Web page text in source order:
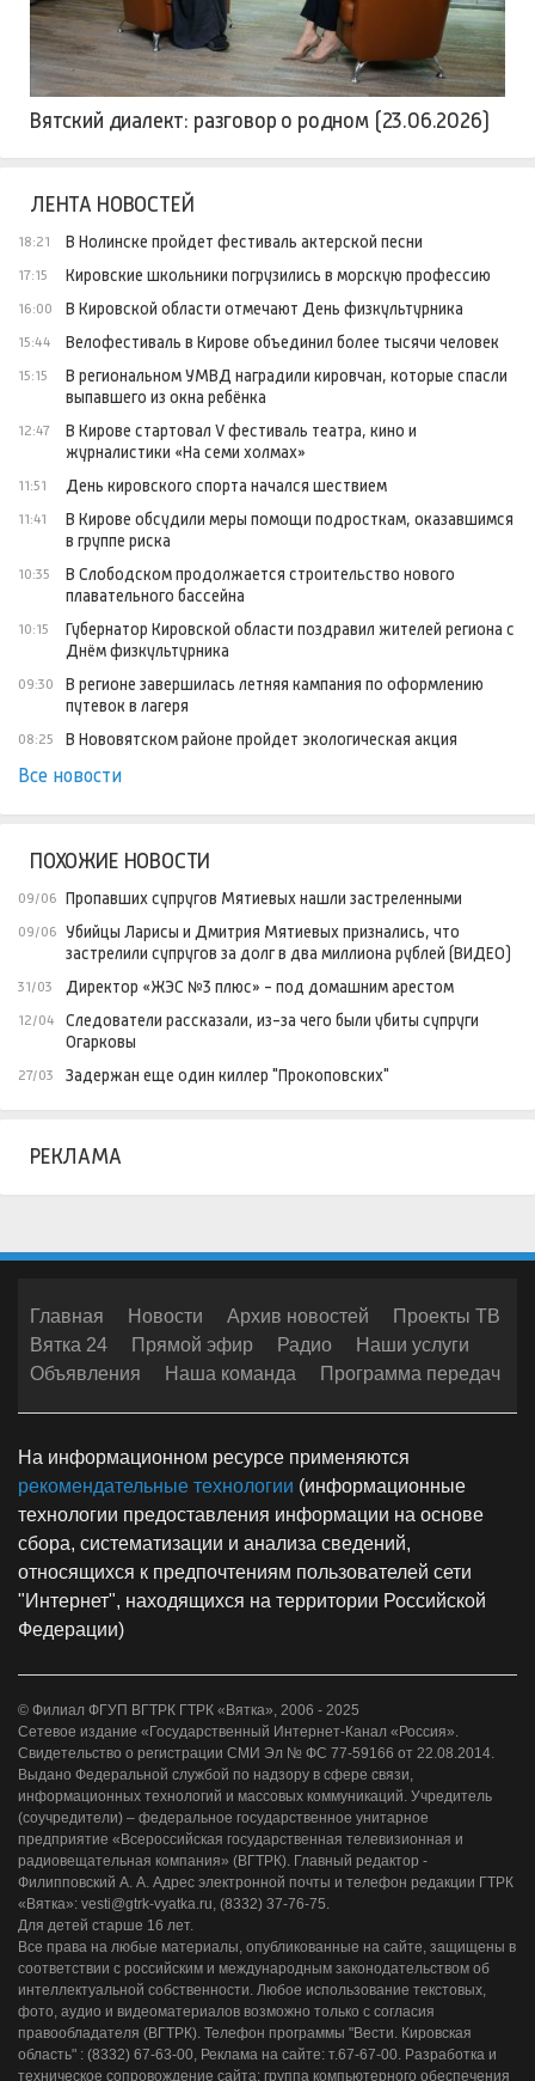
Вятский диалект: разговор о родном (23.06.2026)
ЛЕНТА НОВОСТЕЙ
18:21 В Нолинске пройдет фестиваль актерской песни
17:15 Кировские школьники погрузились в морскую профессию
16:00 В Кировской области отмечают День физкультурника
15:44 Велофестиваль в Кирове объединил более тысячи человек
15:15
В региональном УМВД наградили кировчан, которые спасли
выпавшего из окна ребёнка
12:47
В Кирове стартовал V фестиваль театра, кино и
журналистики «На семи холмах»
11:51 День кировского спорта начался шествием
11:41
В Кирове обсудили меры помощи подросткам, оказавшимся
в группе риска
10:35
В Слободском продолжается строительство нового
плавательного бассейна
10:15
Губернатор Кировской области поздравил жителей региона с
Днём физкультурника
09:30
В регионе завершилась летняя кампания по оформлению
путевок в лагеря
08:25 В Нововятском районе пройдет экологическая акция
Все новости
ПОХОЖИЕ НОВОСТИ
09/06 Пропавших супругов Мятиевых нашли застреленными
09/06 Убийцы Ларисы и Дмитрия Мятиевых признались, что
застрелили супругов за долг в два миллиона рублей (ВИДЕО)
31/03 Директор «ЖЭС №3 плюс» - под домашним арестом
12/04
Следователи рассказали, из-за чего были убиты супруги
Огарковы
27/03 Задержан еще один киллер "Прокоповских"
РЕКЛАМА
Главная Новости Архив новостей
Проекты ТВ
Вятка 24
Прямой эфир Радио
Наши услуги
Объявления
Наша команда Программа передач
На информационном ресурсе применяются
рекомендательные технологии (информационные
технологии предоставления информации на основе
сбора, систематизации и анализа сведений,
относящихся к предпочтениям пользователей сети
"Интернет", находящихся на территории Российской
Федерации)
© Филиал ФГУП ВГТРК ГТРК «Вятка», 2006 - 2025
Сетевое издание «Государственный Интернет-Канал «Россия».
Свидетельство о регистрации СМИ Эл № ФС 77-59166 от 22.08.2014.
Выдано Федеральной службой по надзору в сфере связи,
информационных технологий и массовых коммуникаций. Учредитель
(соучредители) – федеральное государственное унитарное
предприятие «Всероссийская государственная телевизионная и
радиовещательная компания» (ВГТРК). Главный редактор -
Филипповский А. А. Адрес электронной почты и телефон редакции ГТРК
«Вятка»: vesti@gtrk-vyatka.ru, (8332) 37-76-75.
Для детей старше 16 лет.
Все права на любые материалы, опубликованные на сайте, защищены в
соответствии с российским и международным законодательством об
интеллектуальной собственности. Любое использование текстовых,
фото, аудио и видеоматериалов возможно только с согласия
правообладателя (ВГТРК). Телефон программы "Вести. Кировская
область" : (8332) 67-63-00, Реклама на сайте: т.67-67-00. Разработка и
техническое сопровождение сайта: группа компьютерного обеспечения